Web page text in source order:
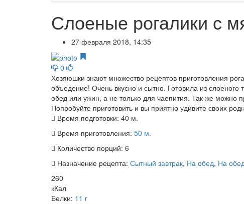
Слоеные рогалики с
27 февраля 2018, 14:35
0
Хозяюшки знают множество рецептов приготовления
объедение! Очень вкусно и сытно. Готовила из
обед или ужин, а не только для чаепития. Так же можно
Попробуйте приготовить и вы приятно удивите своих
Время подготовки: 40 м.
Время приготовления: 50 м.
Количество порций: 6
Назначение рецепта: Сытный завтрак, На обед, На
260
кКал
Белки: 11 г